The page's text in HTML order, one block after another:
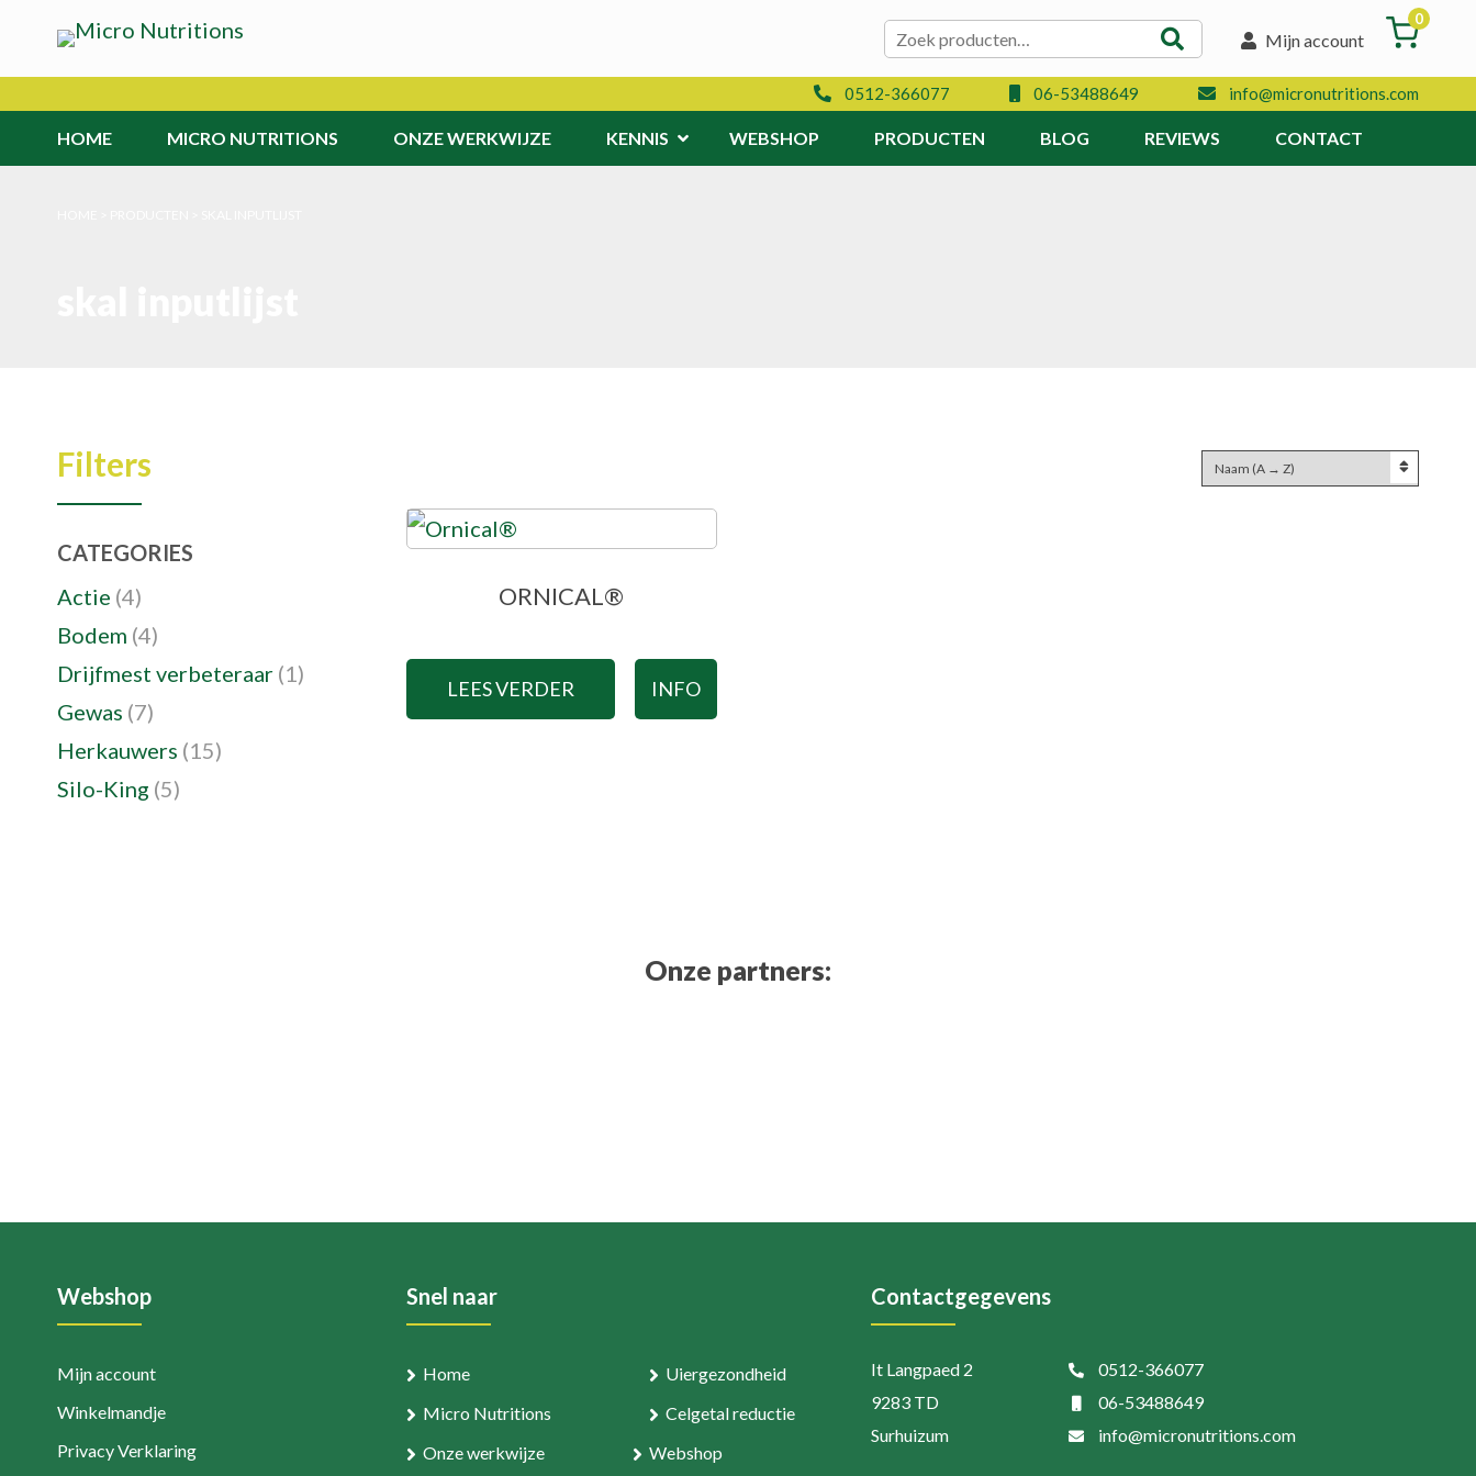
Zoeken naar:
Mijn account
0
0512-366077 06-53488649 info@micronutritions.com
HOME MICRO NUTRITIONS ONZE WERKWIJZE KENNIS WEBSHOP PRODUCTEN BLOG REVIEWS CONTACT
Filters
CATEGORIES
Actie (4)
Bodem (4)
Drijfmest verbeteraar (1)
Gewas (7)
Herkauwers (15)
Silo-King (5)
ORNICAL®
LEES VERDER INFO
Onze partners:
Webshop
Mijn account
Winkelmandje
Privacy Verklaring
Snel naar
Home
Micro Nutritions
Onze werkwijze
Uiergezondheid
Celgetal reductie
Webshop
Contactgegevens
It Langpaed 2
9283 TD
Surhuizum
0512-366077
06-53488649
info@micronutritions.com